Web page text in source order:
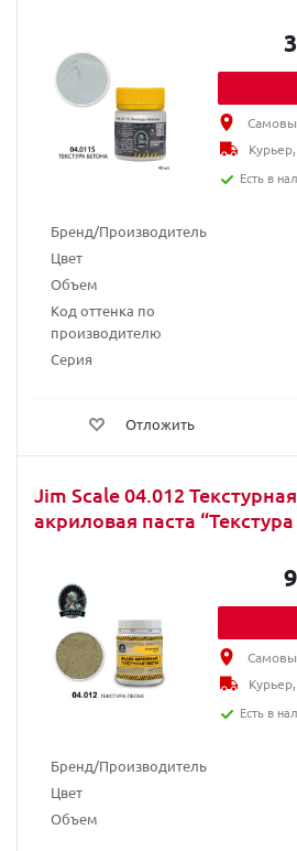
Бренд/Производитель
Цвет
Объем
Код оттенка по
производителю
Серия
Отложить
Есть в
Jim Scale 04.012
акриловая паста
Бренд/Производитель
Цвет
Объем
Есть в